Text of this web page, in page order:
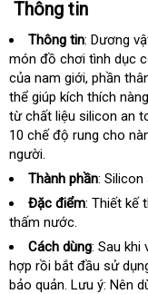
Thông tin
Thông tin: Dương
món đồ chơi tình dục
của nam giớivoucher
, phần
thể giúp kích thích
từ chất liệu silicon an
10 chế độ rung cho
người.
Thành phần: Silicon
Đặc điểm: Thiết kế
thấm nước.
Cách dùng: Sau khi
hợp rồi bắt đầu sử
bảo quảngiá
. Lưu ý: Nên